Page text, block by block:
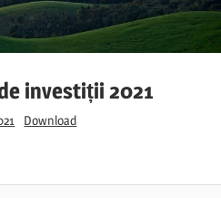
investiții 2021
Download